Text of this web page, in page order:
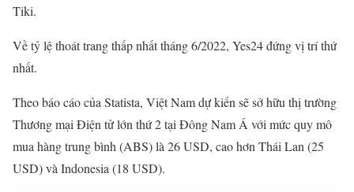
Tiki.
Về tỷ lệ thoát trang thấp nhất tháng 6/2022, Yes24 đứng vị trí thứ
nhất.
Theo báo cáo của Statista, Việt Nam dự kiến sẽ sở hữu thị trường
Thương mại Điện tử lớn thứ 2 tại Đông Nam Á với mức quy mô
mua hàng trung bình (ABS) là 26 USD, cao hơn Thái Lan (25
USD) và Indonesia (18 USD).